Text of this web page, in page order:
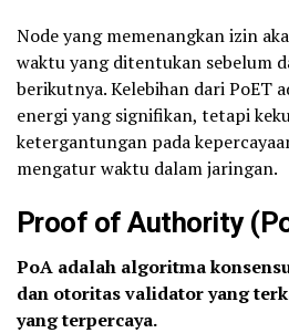
Node yang memenangkan izin
waktu yang ditentukan sebelum
berikutnya. Kelebihan dari PoET
energi yang signifikan, tetapi
ketergantungan pada
mengatur waktu dalam jaringan.
Proof of Authority
PoA adalah algoritma
dan otoritas validator yang
yang terpercaya.